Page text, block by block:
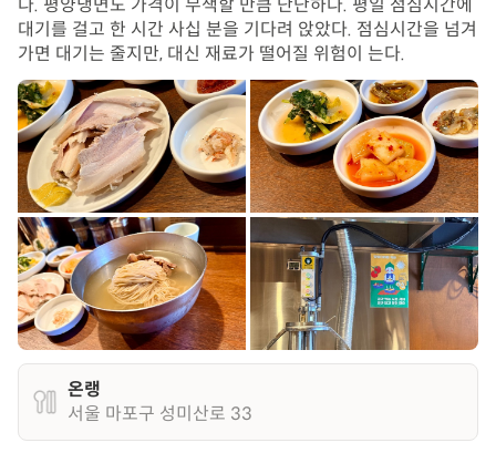
다. 평양냉면도 가격이 무색할 만큼 단단하다. 평일 점심시간에
대기를 걸고 한 시간 사십 분을 기다려 앉았다. 점심시간을 넘겨
가면 대기는 줄지만, 대신 재료가 떨어질 위험이 는다.
온랭
서울 마포구 성미산로 33